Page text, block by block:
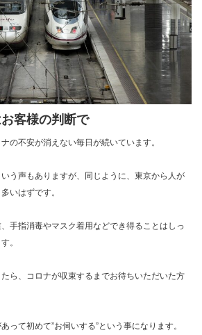
客様の判断で
の不安が消えない毎日が続いています。
う声もありますが、同じように、東京から人が
いはずです。
手指消毒やマスク着用などでき得ることはしっ
。
ら、コロナが収束するまでお待ちいただいた方
って初めて”お伺いする”という事になります。